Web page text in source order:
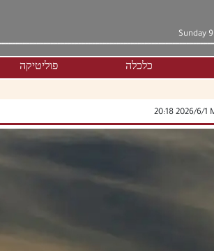
Sunday
כלכלה פוליטיקה